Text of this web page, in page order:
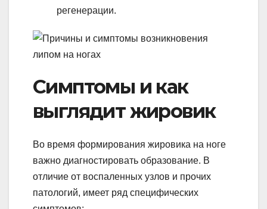
регенерации.
Симптомы и как
выглядит жировик
Во время формирования жировика на ноге
важно диагностировать образование. В
отличие от воспаленных узлов и прочих
патологий, имеет ряд специфических